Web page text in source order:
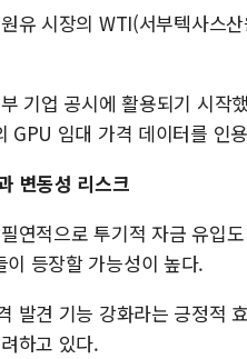
유 시장의 WTI(서부텍사스
기업 공시에 활용되기 시작
GPU 임대 가격 데이터를 인
변동성 리스크
연적으로 투기적 자금 유입
이 등장할 가능성이 높다.
발견 기능 강화라는 긍정적
하고 있다.